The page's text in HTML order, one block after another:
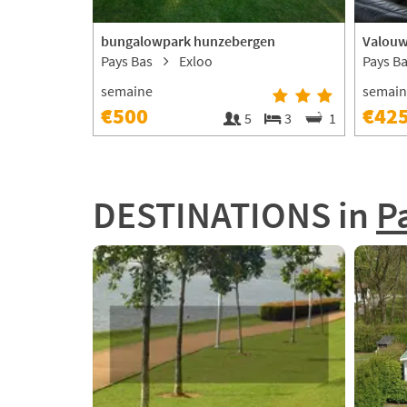
bungalowpark hunzebergen
Pays Bas
Exloo
semaine
€500 5 3 1
Pays
DESTINATIONS in